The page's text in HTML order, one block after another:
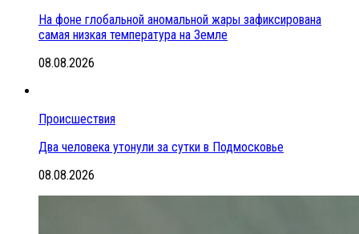
На фоне глобальной аномальной жары зафиксирована
самая низкая температура на Земле
08.08.2026
Происшествия
Два человека утонули за сутки в Подмосковье
08.08.2026